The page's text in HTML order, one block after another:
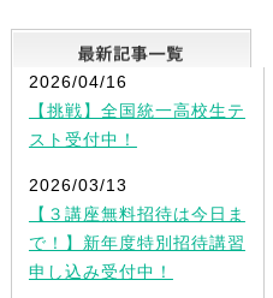
2026/04/16
【挑戦】全国統一高校生テ
スト受付中！
2026/03/13
【３講座無料招待は今日ま
で！】新年度特別招待講習
申し込み受付中！